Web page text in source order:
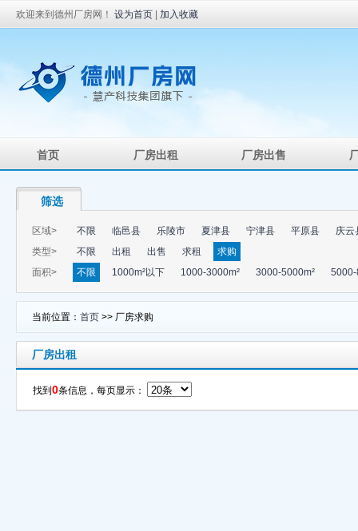
欢迎来到德州厂房网！ 设为首页 加入收藏
首页 厂房出租 厂房出售
筛选
区域> 不限 临邑县 乐陵市 夏津县 宁津县 平原县
庆云
类型>
不限 出租 出售 求租
求购
面积>
不限 1000m²以下 1000-3000m² 3000-5000m² 5000-
当前位置： 首页 >> 厂房求购
厂房出租
找到 0条信息，每页显示：